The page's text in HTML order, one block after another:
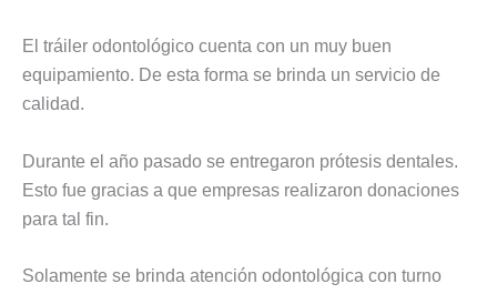
El tráiler odontológico cuenta con un muy buen
equipamiento. De esta forma se brinda un servicio de
calidad.
Durante el año pasado se entregaron prótesis dentales.
Esto fue gracias a que empresas realizaron donaciones
para tal fin.
Solamente se brinda atención odontológica con turno